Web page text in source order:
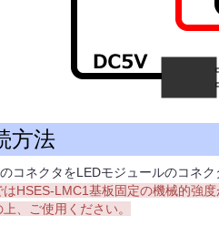
方法
コネクタをLEDモジュールのコネ
HSES-LMC1基板固定の機械的強
、ご使用ください。